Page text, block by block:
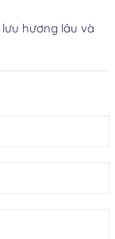
hương lâu và